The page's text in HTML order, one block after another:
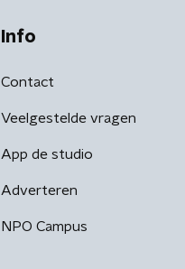
Info
Contact
Veelgestelde vragen
App de studio
Adverteren
NPO Campus